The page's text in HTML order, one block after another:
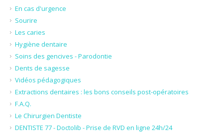
En cas d'urgence
Sourire
Les caries
Hygiène dentaire
Soins des gencives - Parodontie
Dents de sagesse
Vidéos pédagogiques
Extractions dentaires : les bons conseils post-opératoires
F.A.Q.
Le Chirurgien Dentiste
DENTISTE 77 - Doctolib - Prise de RVD en ligne 24h/24